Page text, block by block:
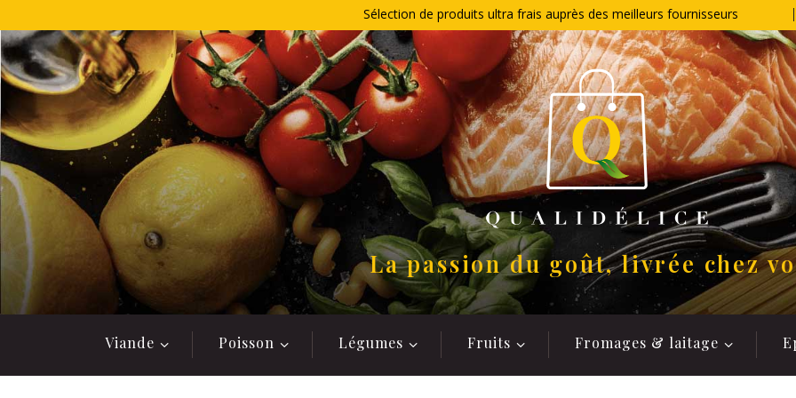
au
contenu
Sélection de produits ultra frais auprès des meilleurs fournisseurs
La passion du goût, livrée chez
Viande Poisson Légumes Fruits Fromages & laitage